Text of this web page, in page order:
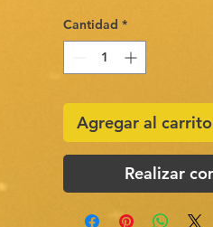
Cantidad *
Agregar al carrito
Realizar